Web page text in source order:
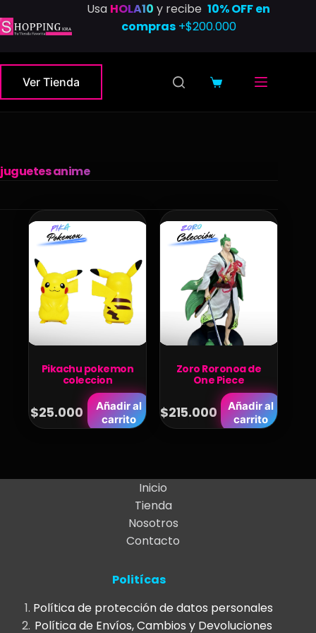
al
Usa HOLA10 y recibe10% OFF en
compras+$200.000
Ver Tienda
Carro
juguetes anime
Pikachu pokemon
coleccion
$25.000
Añadir al
carrito
Zoro Roronoa de
One Piece
$215.000
Añadir al
carrito
Inicio
Tienda
Nosotros
Contacto
Politícas
Política de protección de datos personales
Política de Envíos, Cambios y Devoluciones